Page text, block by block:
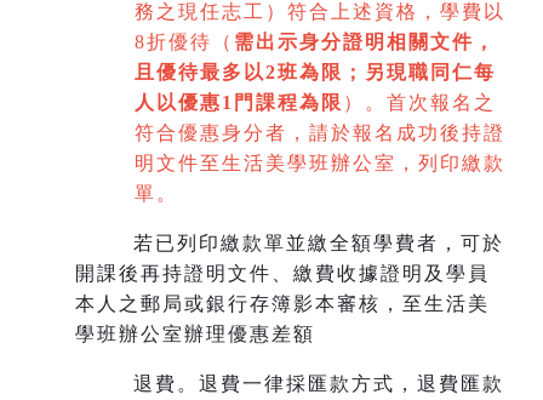
務之現任志工）符合上述資格，學費以
8折優待（ 需出示身分證明相關文件，
且優待最多以2班為限 ； 另現職同仁每
人以優惠1門課程為限 ）。首次報名之
符合優惠身分者，請於報名成功後持證
明文件至生活美學班辦公室，列印繳款
單。
若已列印繳款單並繳全額學費者，可於
開課後再持證明文件、繳費收據證明及學員
本人之郵局或銀行存簿影本審核，至生活美
學班辦公室辦理優惠差額
退費。退費一律採匯款方式，退費匯款